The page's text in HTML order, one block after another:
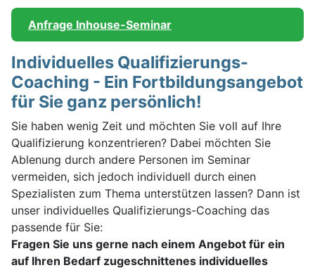
Anfrage Inhouse-Seminar
Individuelles Qualifizierungs-
Coaching - Ein Fortbildungsangebot
für Sie ganz persönlich!
Sie haben wenig Zeit und möchten Sie voll auf Ihre
Qualifizierung konzentrieren? Dabei möchten Sie
Ablenung durch andere Personen im Seminar
vermeiden, sich jedoch individuell durch einen
Spezialisten zum Thema unterstützen lassen? Dann ist
unser individuelles Qualifizierungs-Coaching das
passende für Sie:
Fragen Sie uns gerne nach einem Angebot für ein
auf Ihren Bedarf zugeschnittenes individuelles